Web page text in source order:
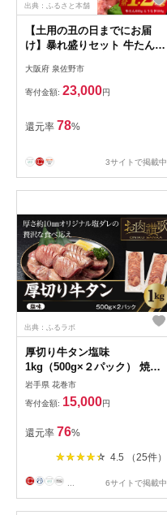
出典：ふるさと本舗
【土用の丑の日までにお届
け】暴れ盛りセット 牛たん &
牛肉 厚切り牛タン 鰻 蒲焼き
訳あり サイズ不揃い 小分け
大阪府 泉佐野市
寄付金額: 23,000円
還元率 78%
3サイトで掲載中
出典：ふるラボ
厚切り牛タン塩味
1kg（500g×２パック） 焼肉
BBQ 【767】
岩手県 花巻市
寄付金額: 15,000円
還元率 76%
4.5 （25件）
6サイトで掲載中